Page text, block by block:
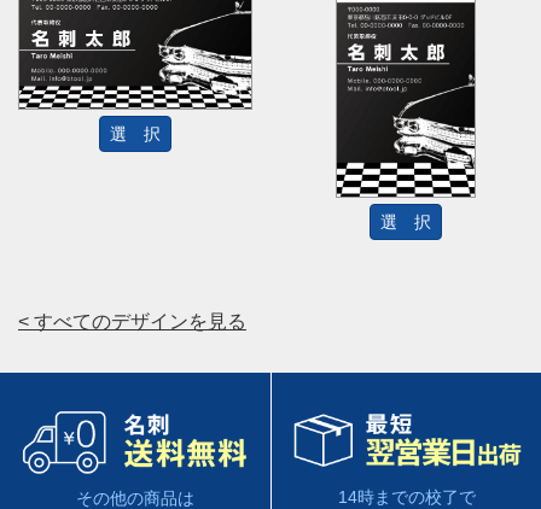
選 択
選 択
< すべてのデザインを見る
その他の商品は
14時までの校了で